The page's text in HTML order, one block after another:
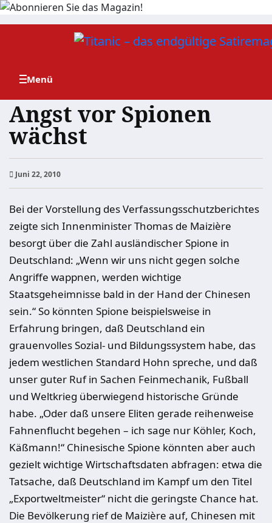
Zum
Angst vor Spionen
wächst
Juni 22, 2010
Bei der Vorstellung des Verfassungsschutzberichtes
zeigte sich Innenminister Thomas de Maizière
besorgt über die Zahl ausländischer Spione in
Deutschland: „Wenn wir uns nicht gegen solche
Angriffe wappnen, werden wichtige
Staatsgeheimnisse bald in der Hand der Chinesen
sein.“ So könnten Spione beispielsweise in
Erfahrung bringen, daß Deutschland ein
grauenvolles Sozial- und Bildungssystem habe, das
jedem westlichen Standard Hohn spreche, und daß
unser guter Ruf in Sachen Feinmechanik, Fußball
und Weltkrieg überwiegend historische Gründe
habe. „Oder daß unsere Eliten gerade reihenweise
Fahnenflucht begehen – ich sage nur Köhler, Koch,
Käßmann!“ Chinesische Spione könnten aber auch
gezielt wichtige Wirtschaftsdaten abfragen: etwa die
Tatsache, daß Deutschland im Kampf um den Titel
„Exportweltmeister“ nicht die geringste Chance hat.
Die Bevölkerung rief de Maizière auf, Chinesen mit